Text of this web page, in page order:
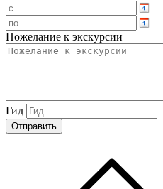
Пожелание к экскурсии
Гид